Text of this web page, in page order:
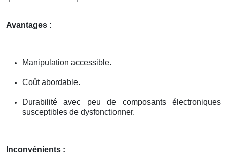
Avantages :
Manipulation accessible.
Coût abordable.
Durabilité avec peu de composants électroniques
susceptibles de dysfonctionner.
Inconvénients :